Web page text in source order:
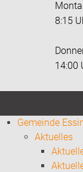
8:15
14:00
Gemeinde
Aktuelles